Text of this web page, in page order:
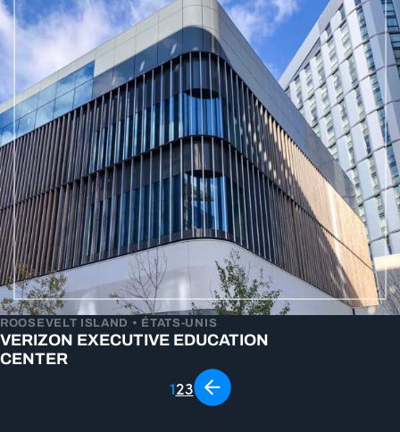
VERIZON EXECUTIVE EDUCATION
CENTER
ROOSEVELT ISLAND • ÉTATS-UNIS
123